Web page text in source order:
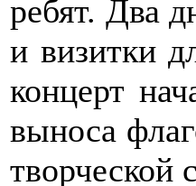
ребят. Два
и визитки
концерт
выноса